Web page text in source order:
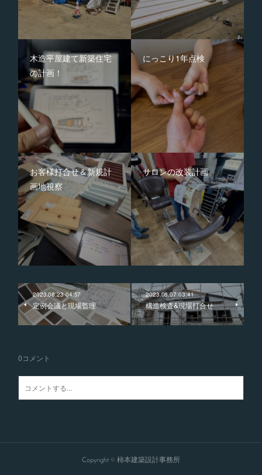
木造平屋建て新築住宅
の計画！
にっこり1年点検
お客様打合せ＆新規計
画地視察
サロンの改装計画
2023.08.23 04:57
定例会議と現場監理
2023.08.07 03:41
構造検査&現場打合せ
0コメント
Copyright © 柿本建築設計事務所